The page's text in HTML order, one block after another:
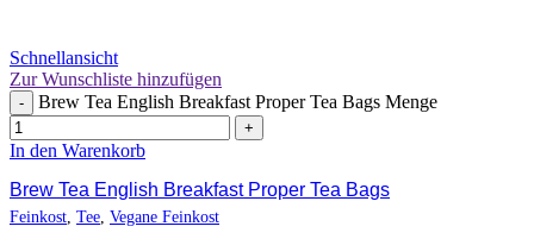
Schnellansicht
Zur Wunschliste hinzufügen
- Brew Tea English Breakfast Proper Tea Bags Menge
+
In den Warenkorb
Brew Tea English Breakfast Proper Tea Bags
Feinkost, Tee, Vegane Feinkost